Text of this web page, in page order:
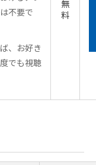
不要で
、お好き
でも視聴
無
料